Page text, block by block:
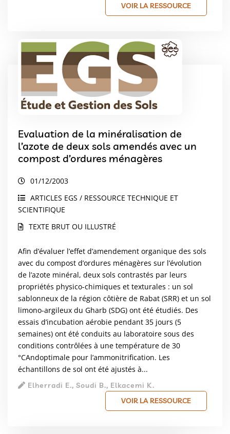
VOIR LA RESSOURCE
Evaluation de la minéralisation de
l’azote de deux sols amendés avec un
compost d’ordures ménagères
01/12/2003
ARTICLES EGS / RESSOURCE TECHNIQUE ET
SCIENTIFIQUE
TEXTE BRUT OU ILLUSTRÉ
Afin d’évaluer l’effet d’amendement organique des sols
avec du compost d’ordures ménagères sur l’évolution
de l’azote minéral, deux sols contrastés par leurs
propriétés physico-chimiques et texturales : un sol
sablonneux de la région côtière de Rabat (SRR) et un sol
limono-argileux du Gharb (SDG) ont été étudiés. Des
essais d’incubation aérobie pendant 35 jours (5
semaines) ont été conduits au laboratoire sous des
conditions contrôlées à une température de 30
°CAndoptimale pour l’ammonitrification. Les
échantillons de sol ont été ajustés à...
Elherradi E., Soudi B., Elkacemi K.
VOIR LA RESSOURCE